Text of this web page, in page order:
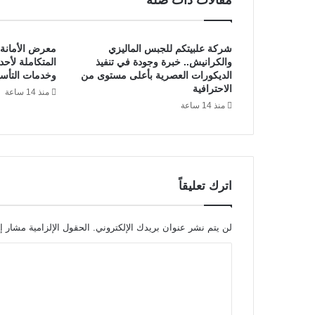
س
ت
م
ا
ر
ا
ل
ق
ي
ر
ي
شركة علبيتكم للجبس الماليزي
والكرانيش.. خبرة وجودة في تنفيذ
الديكورات العصرية بأعلى مستوى من
الاحترافية
منذ 14 ساعة
معرض
المتكاملة
وخدمات
منذ 14 ساعة
اترك تعليقاً
لن يتم نشر عنوان بريدك الإلكتروني. الحقول الإلزامية مشار